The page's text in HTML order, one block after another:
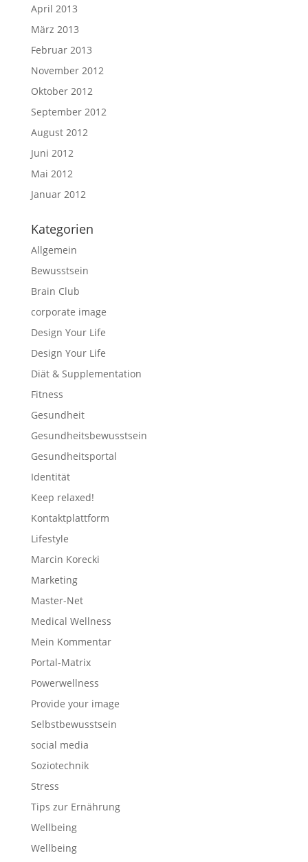
April 2013
März 2013
Februar 2013
November 2012
Oktober 2012
September 2012
August 2012
Juni 2012
Mai 2012
Januar 2012
Kategorien
Allgemein
Bewusstsein
Brain Club
corporate image
Design Your Life
Design Your Life
Diät & Supplementation
Fitness
Gesundheit
Gesundheitsbewusstsein
Gesundheitsportal
Identität
Keep relaxed!
Kontaktplattform
Lifestyle
Marcin Korecki
Marketing
Master-Net
Medical Wellness
Mein Kommentar
Portal-Matrix
Powerwellness
Provide your image
Selbstbewusstsein
social media
Soziotechnik
Stress
Tips zur Ernährung
Wellbeing
Wellbeing